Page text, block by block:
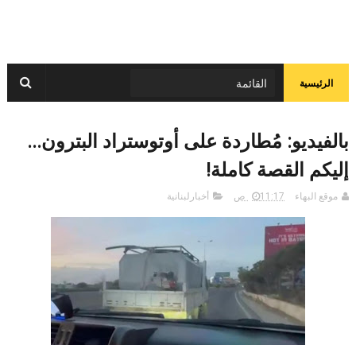
الرئيسية
بالفيديو: مُطاردة على أوتوستراد البترون...
إليكم القصة كاملة!
موقع البهاء 11:17 ص أخبارلبنانية